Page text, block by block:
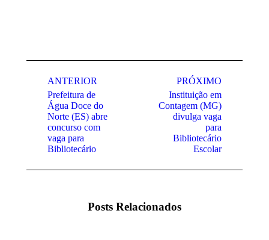
post:
ANTERIOR
Post
anterior:
Prefeitura de
Água Doce do
Norte (ES) abre
concurso com
vaga para
Bibliotecário
PRÓXIMO
Próximo
Instituição em
Contagem (MG)
divulga vaga
para
Bibliotecário
Escolar
Posts Relacionados